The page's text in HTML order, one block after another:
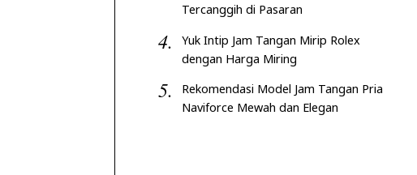
Tercanggih di Pasaran
Yuk Intip Jam Tangan Mirip Rolex
dengan Harga Miring
Rekomendasi Model Jam Tangan Pria
Naviforce Mewah dan Elegan